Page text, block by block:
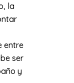
la
entre
ser
y